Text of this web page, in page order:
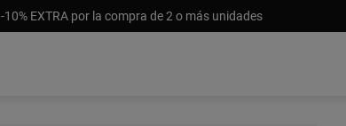
-10% EXTRA por la compra de 2 o más unidades